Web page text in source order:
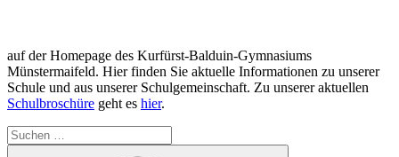
auf der Homepage des Kurfürst-Balduin-Gymnasiums
Münstermaifeld. Hier finden Sie aktuelle Informationen zu unserer
Schule und aus unserer Schulgemeinschaft. Zu unserer aktuellen
Schulbroschüre geht es hier.
Suchen
nach: